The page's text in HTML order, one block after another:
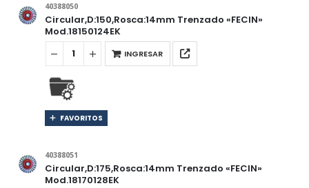
40388050
Circular,D:150,Rosca:14mm Trenzado «FECIN»
Mod.18150124EK
INGRESAR
FAVORITOS
40388051
Circular,D:175,Rosca:14mm Trenzado «FECIN»
Mod.18170128EK